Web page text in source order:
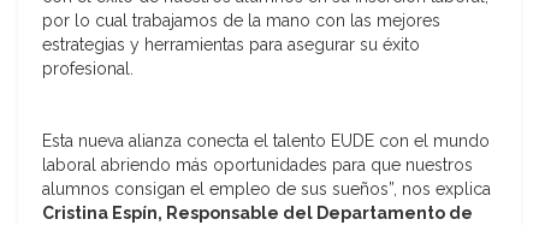
por lo cual trabajamos de la mano con las mejores
estrategias y herramientas para asegurar su éxito
profesional.
Esta nueva alianza conecta el talento EUDE con el mundo
laboral abriendo más oportunidades para que nuestros
alumnos consigan el empleo de sus sueños”, nos explica
Cristina Espín, Responsable del Departamento de